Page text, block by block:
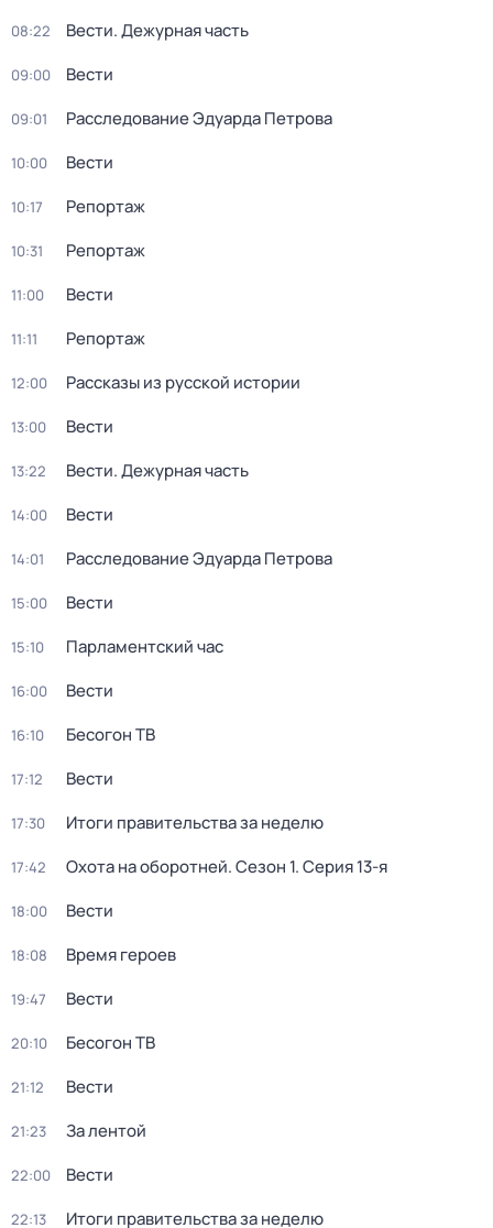
08:22 Вести. Дежурная часть
09:00 Вести
09:01 Расследование Эдуарда Петрова
10:00 Вести
10:17 Репортаж
10:31 Репортаж
11:00 Вести
11:11 Репортаж
12:00 Рассказы из русской истории
13:00 Вести
13:22 Вести. Дежурная часть
14:00 Вести
14:01 Расследование Эдуарда Петрова
15:00 Вести
15:10 Парламентский час
16:00 Вести
16:10 Бесогон ТВ
17:12 Вести
17:30 Итоги правительства за неделю
17:42 Охота на оборотней. Сезон 1. Серия 13-я
18:00 Вести
18:08 Время героев
19:47 Вести
20:10 Бесогон ТВ
21:12 Вести
21:23 За лентой
22:00 Вести
22:13 Итоги правительства за неделю